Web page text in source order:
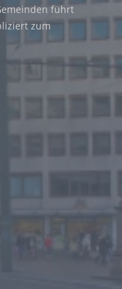
führt
zum